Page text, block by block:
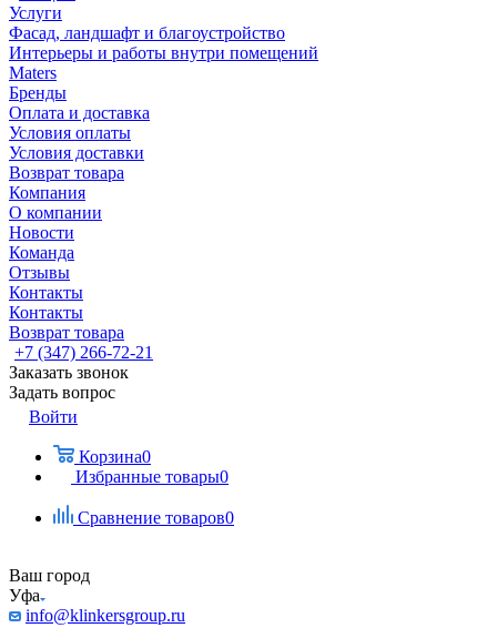
Услуги
Фасад, ландшафт и благоустройство
Интерьеры и работы внутри помещений
Maters
Бренды
Оплата и доставка
Условия оплаты
Условия доставки
Возврат товара
Компания
О компании
Новости
Команда
Отзывы
Контакты
Контакты
Возврат товара
+7 (347) 266-72-21
Заказать звонок
Задать вопрос
Войти
Корзина0
Избранные товары0
Сравнение товаров0
Ваш город
Уфа
info@klinkersgroup.ru